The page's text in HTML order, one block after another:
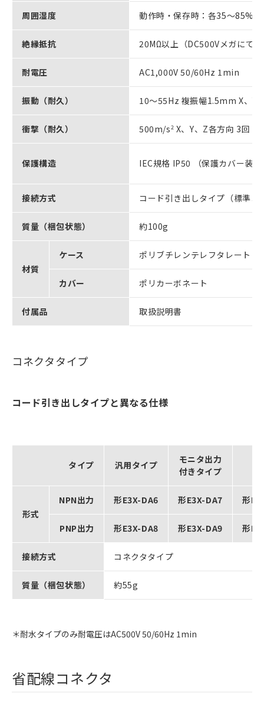
周囲湿度 動作時・保存時：各35～
絶縁抵抗 20MΩ以上（DC500Vメガにて）
耐電圧 AC1,000V 50/60Hz 1min
振動（耐久） 10～55Hz 複振幅1.5mm X、Y
衝撃（耐久） 500m/s2 X、Y、Z各方向 3回
保護構造 IEC規格 IP50 （保護カバー装
接続方式 コード引き出しタイプ（標準コ
質量（梱包状態） 約100g
材質
ケース ポリブチレンテレフタレート
カバー ポリカーボネート
付属品 取扱説明書
コネクタタイプ
コード引き出しタイプと異なる仕様
タイプ 汎用タイプ
モニタ出力
付きタイプ
形式
NPN出力 形E3X-DA6 形E3X-DA7 形
PNP出力 形E3X-DA8 形E3X-DA9 形
接続方式 コネクタタイプ
質量（梱包状態） 約55g
＊耐水タイプのみ耐電圧はAC500V 50/60Hz 1min
省配線コネクタ